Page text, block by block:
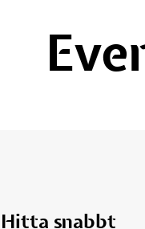
Hitta snabbt